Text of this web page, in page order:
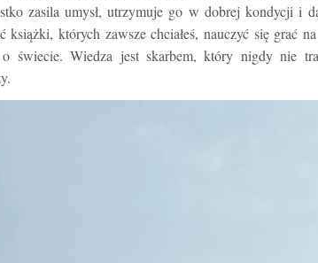
zasila umysł, utrzymuje go w dobrej kondycji i
książki, których zawsze chciałeś, nauczyć się grać
świecie. Wiedza jest skarbem, który nigdy nie